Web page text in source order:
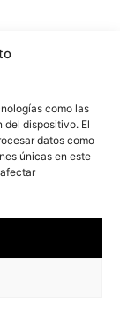
como las
dispositivo. El
datos como
únicas en este
reserved.